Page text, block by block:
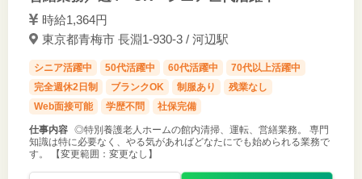
時給1,364円
東京都青梅市 長淵1-930-3 / 河辺駅
シニア活躍中 50代活躍中 60代活躍中
70代以上活躍中
完全週休2日制
ブランクOK 制服あり
残業なし
Web面接可能
学歴不問 社保完備
仕事内容 ◎特別養護老人ホームの館内清掃、運転、営繕業務。 専門
知識は特に必要なく、やる気があればどなたにでも始められる業務で
す。 【変更範囲：変更なし】